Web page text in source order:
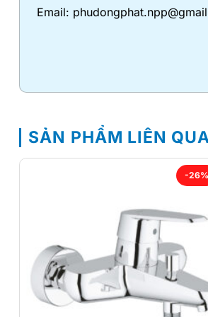
Email:
SẢN PHẨM LIÊN
-26%